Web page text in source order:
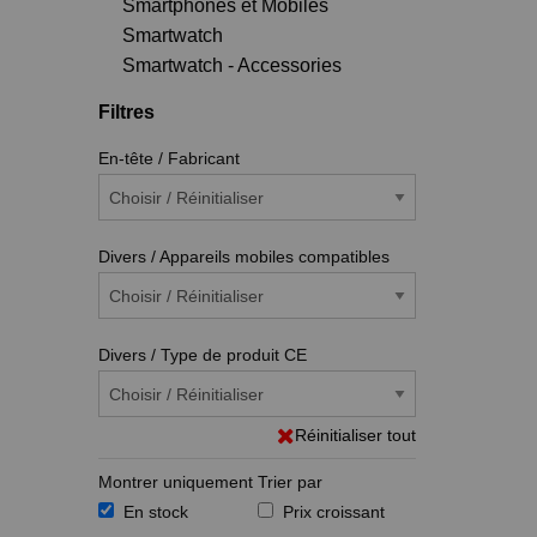
Smartphones et Mobiles
Smartwatch
Smartwatch - Accessories
Filtres
En-tête / Fabricant
Divers / Appareils mobiles compatibles
Divers / Type de produit CE
Réinitialiser tout
Montrer uniquement
En stock
Trier par
Prix croissant